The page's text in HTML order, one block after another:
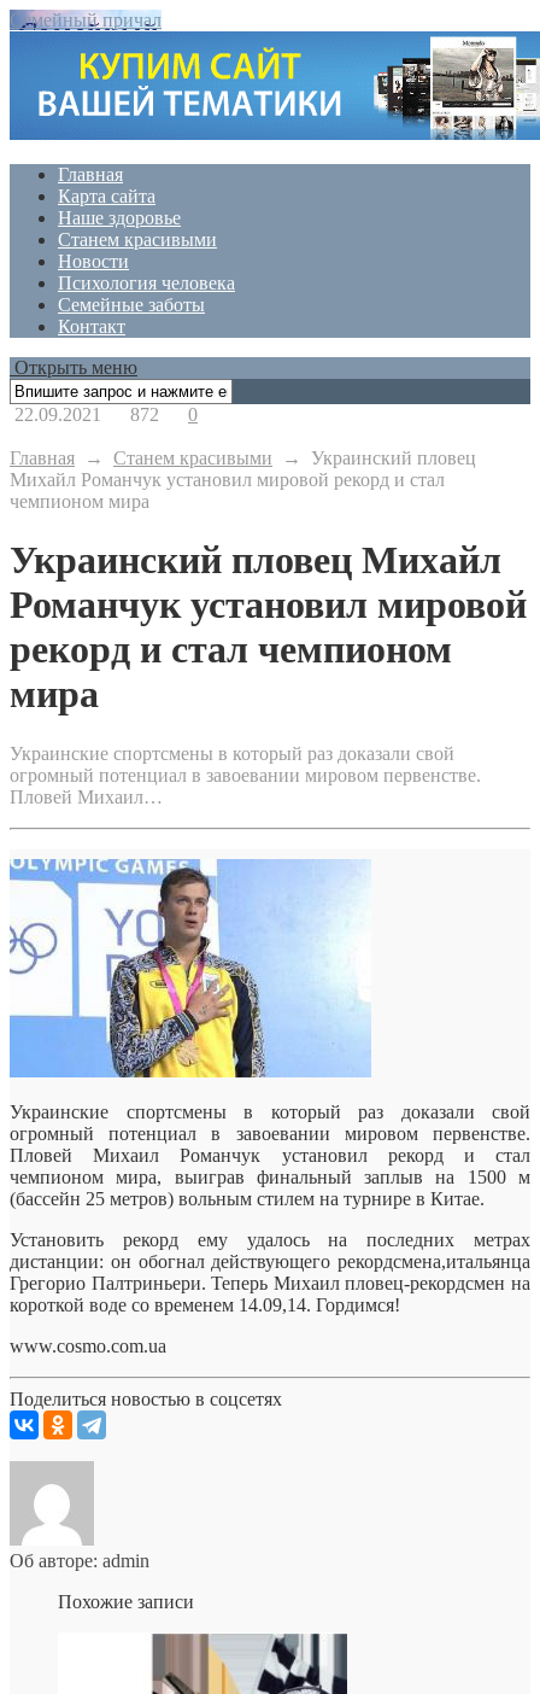
Семейный причал
Главная
Карта сайта
Наше здоровье
Станем красивыми
Новости
Психология человека
Семейные заботы
Контакт
Открыть меню
22.09.2021 872 0
Главная → Станем красивыми → Украинский пловец
Михайл Романчук установил мировой рекорд и стал
чемпионом мира
Украинский пловец Михайл
Романчук установил мировой
рекорд и стал чемпионом
мира
Украинские спортсмены в который раз доказали свой
огромный потенциал в завоевании мировом первенстве.
Пловей Михаил…
Украинские спортсмены в который раз доказали свой
огромный потенциал в завоевании мировом первенстве.
Пловей Михаил Романчук установил рекорд и стал
чемпионом мира, выиграв финальный заплыв на 1500 м
(бассейн 25 метров) вольным стилем на турнире в Китае.
Установить рекорд ему удалось на последних метрах
дистанции: он обогнал действующего рекордсмена,итальянца
Грегорио Палтриньери. Теперь Михаил пловец-рекордсмен на
короткой воде со временем 14.09,14. Гордимся!
www.cosmo.com.ua
Поделиться новостью в соцсетях
Об авторе: admin
Похожие записи